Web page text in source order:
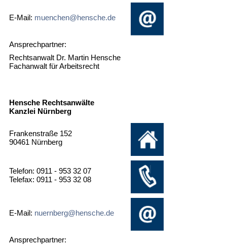
E-Mail: muenchen@hensche.de
Ansprechpartner:
Rechtsanwalt Dr. Martin Hensche
Fachanwalt für Arbeitsrecht
Hensche Rechtsanwälte
Kanzlei Nürnberg
Frankenstraße 152
90461 Nürnberg
Telefon: 0911 - 953 32 07
Telefax: 0911 - 953 32 08
E-Mail: nuernberg@hensche.de
Ansprechpartner: